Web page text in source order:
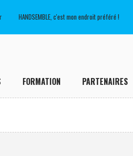
HANDSEMBLE, c'est mon endroit préféré !
FORMATION PARTENAIRES